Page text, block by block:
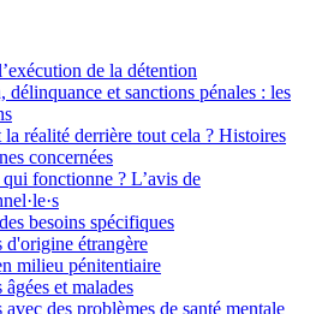
de la détention
délinquance et sanctions pénales : les
la réalité derrière tout cela ? Histoires
concernées
qui fonctionne ? L’avis de
besoins spécifiques
d'origine étrangère
milieu pénitentiaire
âgées et malades
avec des problèmes de santé mentale